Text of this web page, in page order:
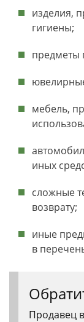
изделия,
гигиены;
предметы
мебель,
иных
сложные
возврату;
иные
в
Продавец